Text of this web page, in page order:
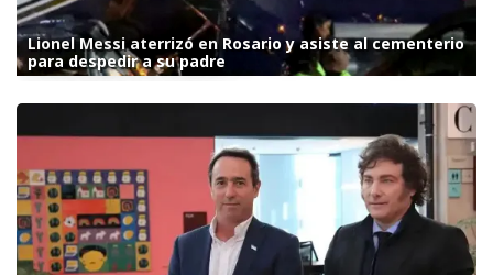
Lionel Messi aterrizó en Rosario y asiste al cementerio
para despedir a su padre